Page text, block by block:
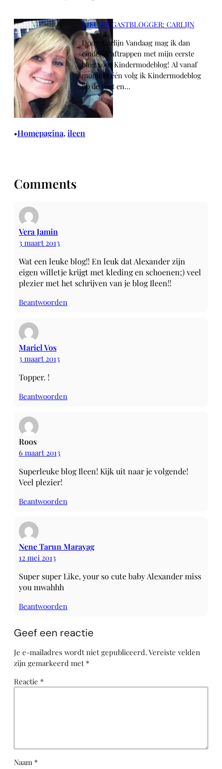
NIEUWE GASTBLOGGER: CARLIJN
Door: Carlijn Vandaag mag ik dan
eindelijk aftrappen met mijn eerste
blog voor Kindermodeblog! Al vanaf
moment één volg ik Kindermodeblog
op de voet en…
•Homepagina, ileen
Comments
Vera Jamin
3 maart 2013
Wat een leuke blog!! En leuk dat Alexander zijn
eigen willetje krijgt met kleding en schoenen;) veel
plezier met het schrijven van je blog Ileen!!
Beantwoorden
Mariel Vos
3 maart 2013
Topper. !
Beantwoorden
Roos
6 maart 2013
Superleuke blog Ileen! Kijk uit naar je volgende!
Veel plezier!
Beantwoorden
Nene Tarun Marayag
12 mei 2013
Super super Like, your so cute baby Alexander miss
you mwahhh
Beantwoorden
Geef een reactie
Je e-mailadres wordt niet gepubliceerd. Vereiste velden
zijn gemarkeerd met *
Reactie *
Naam *